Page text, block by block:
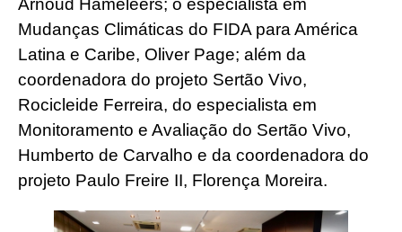
Arnoud Hameleers; o especialista em
Mudanças Climáticas do FIDA para América
Latina e Caribe, Oliver Page; além da
coordenadora do projeto Sertão Vivo,
Rocicleide Ferreira, do especialista em
Monitoramento e Avaliação do Sertão Vivo,
Humberto de Carvalho e da coordenadora do
projeto Paulo Freire II, Florença Moreira.